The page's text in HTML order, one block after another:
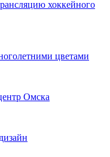
хоккейного
цветами
Омска